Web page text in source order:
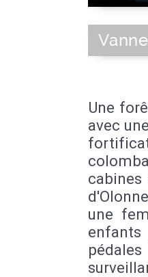
Une
avec
une